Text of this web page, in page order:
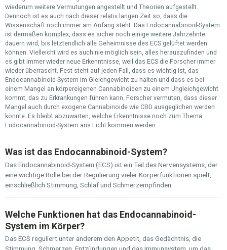
wiederum weitere Vermutungen angestellt und Theorien aufgestellt.
Dennoch ist es auch nach dieser relativ langen Zeit so, dass die
Wissenschaft noch immer am Anfang steht. Das Endocannabinoid-System
ist dermaßen komplex, dass es sicher noch einige weitere Jahrzehnte
dauern wird, bis letztendlich alle Geheimnisse des ECS gelüftet werden
können. Vielleicht wird es auch nie möglich sein, alles herauszufinden und
es gibt immer wieder neue Erkenntnisse, weil das ECS die Forscher immer
wieder überrascht. Fest steht auf jeden Fall, dass es wichtig ist, das
Endocannabinoid-System im Gleichgewicht zu halten und dass es bei
einem Mangel an körpereigenen Cannabinoiden zu einem Ungleichgewicht
kommt, das zu Erkrankungen führen kann. Forscher vermuten, dass dieser
Mangel auch durch exogene Cannabinoide wie CBD ausgeglichen werden
könnte. Es bleibt abzuwarten, welche Erkenntnisse noch zum Thema
Endocannabinoid-System ans Licht kommen werden.
Was ist das Endocannabinoid-System?
Das Endocannabinoid-System (ECS) ist ein Teil des Nervensystems, der
eine wichtige Rolle bei der Regulierung vieler Körperfunktionen spielt,
einschließlich Stimmung, Schlaf und Schmerzempfinden.
Welche Funktionen hat das Endocannabinoid-
System im Körper?
Das ECS reguliert unter anderem den Appetit, das Gedächtnis, die